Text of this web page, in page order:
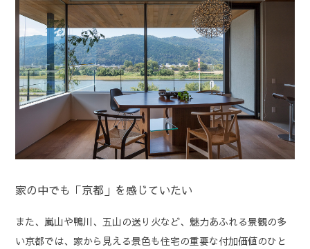
家の中でも「京都」を感じていたい
また、嵐山や鴨川、五山の送り火など、魅力あふれる景観の多
い京都では、家から見える景色も住宅の重要な付加価値のひと